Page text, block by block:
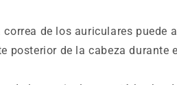
de los auriculares puede
de la cabeza durante